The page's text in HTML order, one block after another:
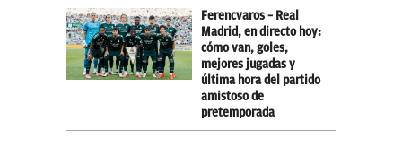
Ferencvaros – Real
Madrid, en directo hoy:
cómo van, goles,
mejores jugadas y
última hora del partido
amistoso de
pretemporada